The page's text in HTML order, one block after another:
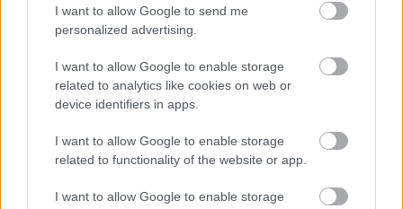
I want to allow Google to send me
personalized advertising.
I want to allow Google to enable storage
related to analytics like cookies on web or
device identifiers in apps.
I want to allow Google to enable storage
related to functionality of the website or app.
I want to allow Google to enable storage
VAGY